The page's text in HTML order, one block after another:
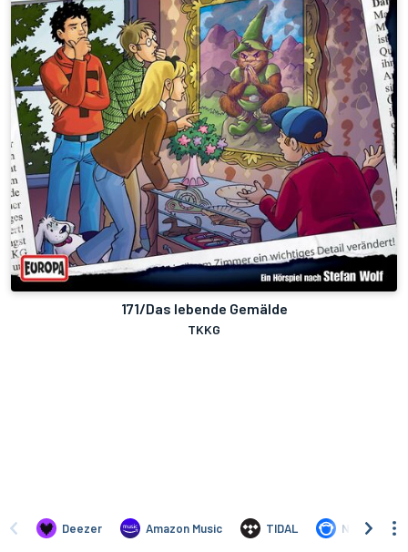
171/Das lebende Gemälde
TKKG
Deezer Amazon Music TIDAL Napster